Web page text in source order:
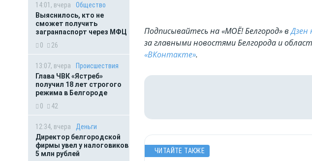
14:01, вчера
Общество
Выяснилось, кто не
сможет получить
загранпаспорт через МФЦ
0
26
13:07, вчера
Происшествия
Глава ЧВК «Ястреб»
получил 18 лет строгого
режима в Белгороде
0
42
12:34, вчера
Деньги
Директор белгородской
фирмы увел у налоговиков
5 млн рублей
Подписывайтесь на «МОЁ! Белгород» вДзен
за главными новостями Белгорода и
«ВКонтакте».
ЧИТАЙТЕ ТАКЖЕ